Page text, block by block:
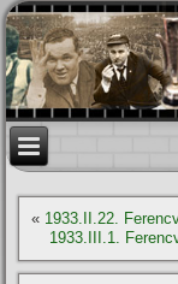
« 1933.II.22.
1933.III.1.